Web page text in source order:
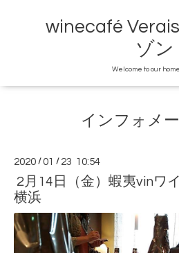
winecafé
ゾン
Welcome to our
インフォメ
2020 /01 / 23 10:54
2月14日（金）蝦夷vinワ
横浜